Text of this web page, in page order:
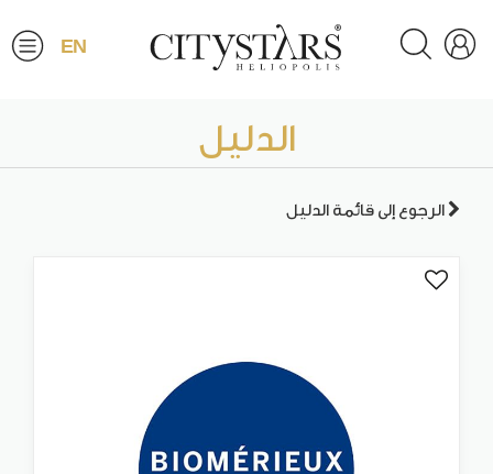
EN
الدليل
الرجوع إلى قائمة الدليل